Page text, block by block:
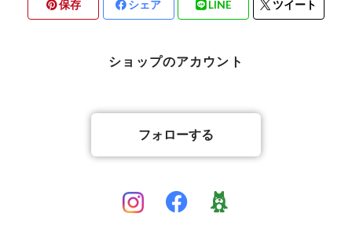
保存 シェア LINE ツイート
ショップのアカウント
フォローする